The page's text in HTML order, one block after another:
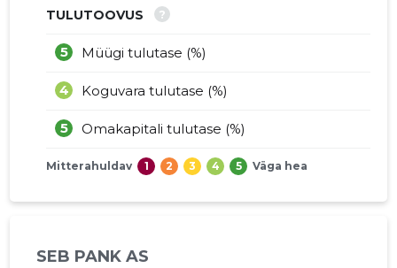
TULUTOOVUS ?
Müügi tulutase (%)
5
Koguvara tulutase (%)
4
Omakapitali tulutase (%)
5
Mitterahuldav 1 2 3 4 5 Väga hea
SEB PANK AS